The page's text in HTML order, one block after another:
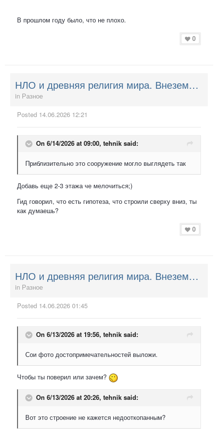
В прошлом году было, что не плохо.
0
НЛО и древняя религия мира. Внеземные Творцы. НЛО и ведическое православие.
in Разное
Posted 14.06.2026 12:21
On 6/14/2026 at 09:00, tehnik said:
Приблизительно это сооружение могло выглядеть так
Добавь еще 2-3 этажа че мелочиться;)
Гид говорил, что есть гипотеза, что строили сверху вниз, ты
как думаешь?
0
НЛО и древняя религия мира. Внеземные Творцы. НЛО и ведическое православие.
in Разное
Posted 14.06.2026 01:45
On 6/13/2026 at 19:56, tehnik said:
Сои фото достопримечательностей выложи.
Чтобы ты поверил или зачем?
On 6/13/2026 at 20:26, tehnik said:
Вот это строение не кажется недооткопанным?